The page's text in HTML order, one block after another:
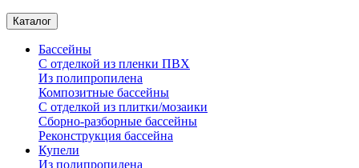
Каталог
Бассейны
С отделкой из пленки ПВХ
Из полипропилена
Композитные бассейны
С отделкой из плитки/мозаики
Сборно-разборные бассейны
Реконструкция бассейна
Купели
Из полипропилена